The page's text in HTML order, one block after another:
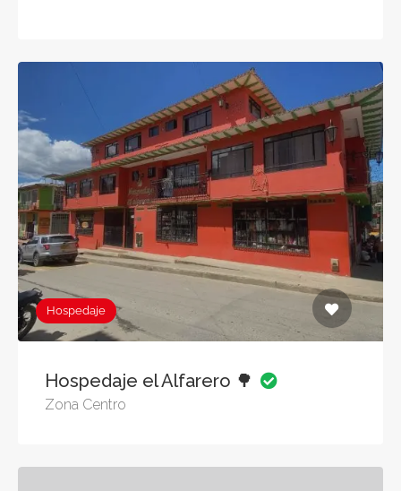
Hospedaje
Hospedaje el Alfarero 🌳
Zona Centro